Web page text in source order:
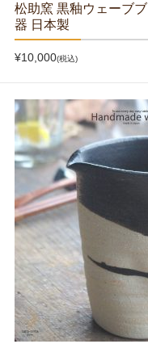
松助窯 黒釉ウェーブ
器 日本製
¥10,000(税込)